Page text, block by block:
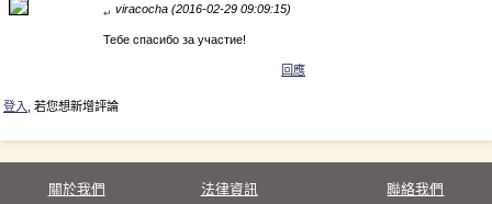
↵ viracocha (2016-02-29 09:09:15)
Тебе спасибо за участие!
回應
登入 , 若您想新增評論
關於我們 法律資訊 聯絡我們